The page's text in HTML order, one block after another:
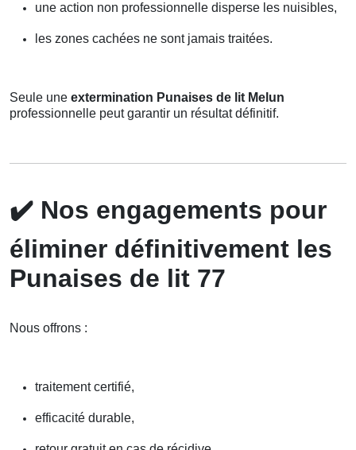
une action non professionnelle disperse les nuisibles,
les zones cachées ne sont jamais traitées.
Seule une extermination Punaises de lit Melun
professionnelle peut garantir un résultat définitif.
✔️ Nos engagements pour
éliminer définitivement les
Punaises de lit 77
Nous offrons :
traitement certifié,
efficacité durable,